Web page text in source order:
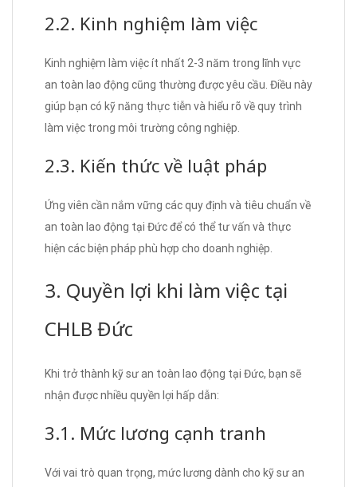
2.2. Kinh nghiệm làm việc
Kinh nghiệm làm việc ít nhất 2-3 năm trong lĩnh vực
an toàn lao động cũng thường được yêu cầu. Điều này
giúp bạn có kỹ năng thực tiễn và hiểu rõ về quy trình
làm việc trong môi trường công nghiệp.
2.3. Kiến thức về luật pháp
Ứng viên cần nắm vững các quy định và tiêu chuẩn về
an toàn lao động tại Đức để có thể tư vấn và thực
hiện các biện pháp phù hợp cho doanh nghiệp.
3. Quyền lợi khi làm việc tại
CHLB Đức
Khi trở thành kỹ sư an toàn lao động tại Đức, bạn sẽ
nhận được nhiều quyền lợi hấp dẫn:
3.1. Mức lương cạnh tranh
Với vai trò quan trọng, mức lương dành cho kỹ sư an